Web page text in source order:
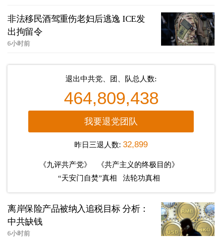
非法移民酒驾重伤老妇后逃逸 ICE发
出拘留令
6小时前
退出中共党、团、队总人数:
464,809,438
我要退党团队
昨日三退人数: 32,899
《九评共产党》
《共产主义的终极目的》
“天安门自焚”真相
法轮功真相
离岸保险产品被纳入追税目标 分析：
中共缺钱
6小时前